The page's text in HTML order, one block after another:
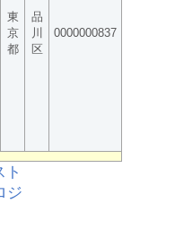
東
京
都
品
川
区
0000000837